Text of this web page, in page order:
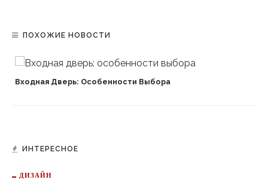
ПОХОЖИЕ НОВОСТИ
Входная Дверь: Особенности Выбора
ИНТЕРЕСНОЕ
ДИЗАЙН